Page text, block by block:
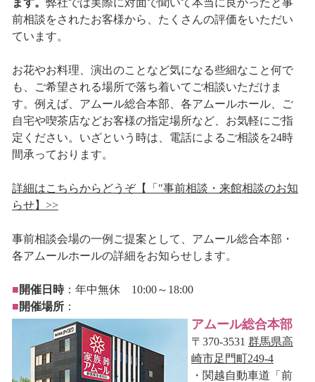
前相談をされたお客様から、たくさんの評価をいただい
ています。
お花やお料理、演出のことなど気になる些細なこと何で
も、ご希望される場所で落ち着いてご相談いただけま
す。例えば、アムール総合本部、各アムールホール、ご
自宅や喫茶店などお客様の指定場所など、お気軽にご指
定ください。いざという時は、電話によるご相談を24時
間承っております。
詳細はこちらからどうぞ【「"事前相談・来館相談のお知
らせ】>>
事前相談会場の一例ご提案として、アムール総合本部・
各アムールホールの詳細をお知らせします。
■開催日時：年中無休 10:00～18:00
■開催場所：
アムール総合本部
〒370-3531 群馬県高
崎市足門町249-4
・関越自動車道「前